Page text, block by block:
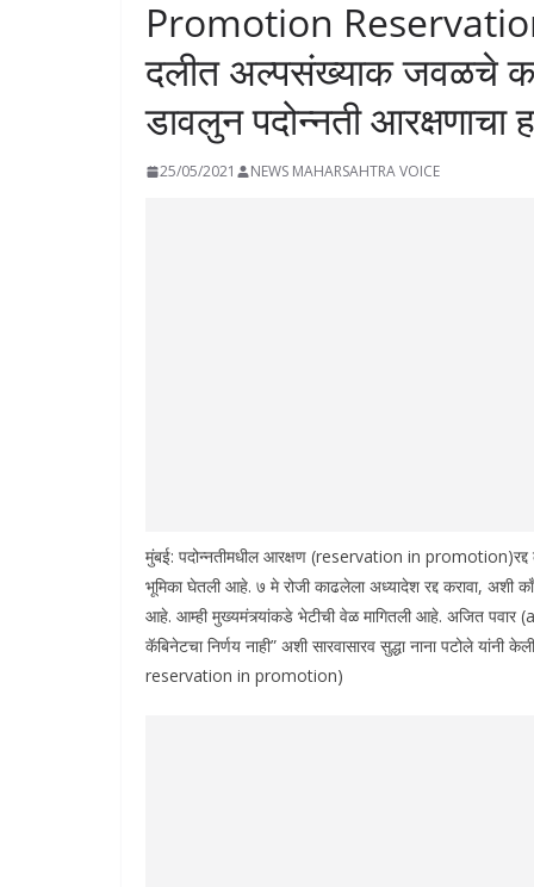
Promotion Reservation
दलीत अल्पसंख्याक जवळचे का?
डावलुन पदोन्नती आरक्षणाचा
25/05/2021 NEWS MAHARSAHTRA VOICE
मुंबई: पदोन्नतीमधील आरक्षण (reservation in promotion)रद्द
भूमिका घेतली आहे. ७ मे रोजी काढलेला अध्यादेश रद्द करावा, अशी
आहे. आम्ही मुख्यमंत्र्यांकडे भेटीची वेळ मागितली आहे. अजित पवार
कॅबिनेटचा निर्णय नाही” अशी सारवासारव सुद्धा नाना पटोले
reservation in promotion)